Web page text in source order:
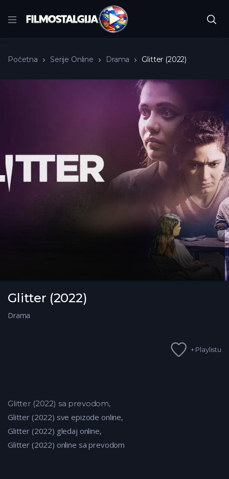
Početna Serije Online Drama Glitter (2022)
Glitter (2022)
Drama
+ Playlistu
Glitter (2022) sa prevodom,
Glitter (2022) sve epizode online,
Glitter (2022) gledaj online,
Glitter (2022) online sa prevodom